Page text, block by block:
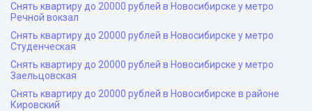
Снять квартиру до 20000 рублей в Новосибирске у метро
Речной вокзал
Снять квартиру до 20000 рублей в Новосибирске у метро
Студенческая
Снять квартиру до 20000 рублей в Новосибирске у метро
Заельцовская
Снять квартиру до 20000 рублей в Новосибирске в районе
Кировский